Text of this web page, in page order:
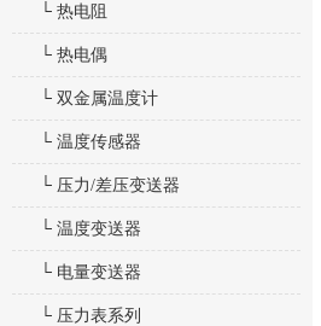
└ 热电阻
└ 热电偶
└ 双金属温度计
└ 温度传感器
└ 压力/差压变送器
└ 温度变送器
└ 电量变送器
└ 压力表系列